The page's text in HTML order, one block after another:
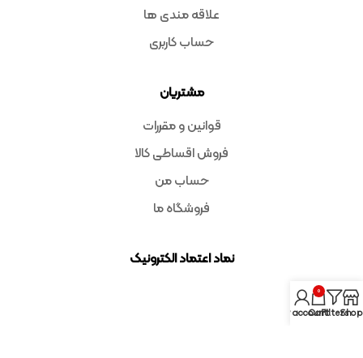
علاقه مندی ها
حساب کاربری
مشتریان
قوانین و مقررات
فروش اقساطی کالا
حساب من
فروشگاه ما
نماد اعتماد الکترونیک
Shop
Filters
0
Cart
My account